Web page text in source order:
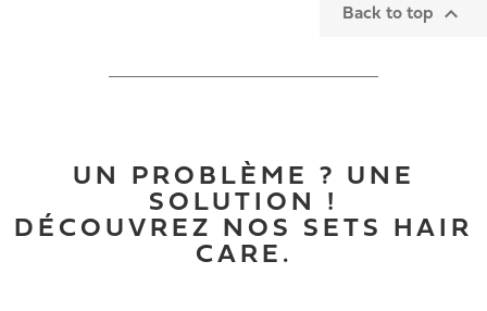
Back to top 
UN PROBLÈME ? UNE
SOLUTION !
DÉCOUVREZ NOS SETS HAIR
CARE.